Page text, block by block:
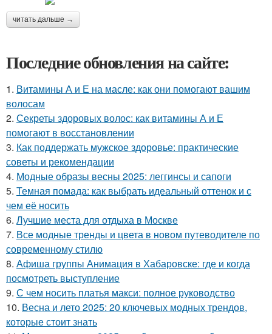
читать дальше →
Последние обновления на сайте:
1. Витамины А и Е на масле: как они помогают вашим
волосам
2. Секреты здоровых волос: как витамины А и Е
помогают в восстановлении
3. Как поддержать мужское здоровье: практические
советы и рекомендации
4. Модные образы весны 2025: леггинсы и сапоги
5. Темная помада: как выбрать идеальный оттенок и с
чем её носить
6. Лучшие места для отдыха в Москве
7. Все модные тренды и цвета в новом путеводителе по
современному стилю
8. Афиша группы Анимация в Хабаровске: где и когда
посмотреть выступление
9. С чем носить платья макси: полное руководство
10. Весна и лето 2025: 20 ключевых модных трендов,
которые стоит знать